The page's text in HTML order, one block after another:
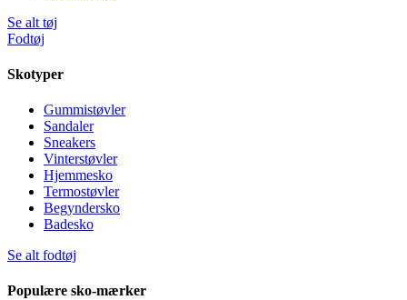
Se alt tøj
Fodtøj
Skotyper
Gummistøvler
Sandaler
Sneakers
Vinterstøvler
Hjemmesko
Termostøvler
Begyndersko
Badesko
Se alt fodtøj
Populære sko-mærker